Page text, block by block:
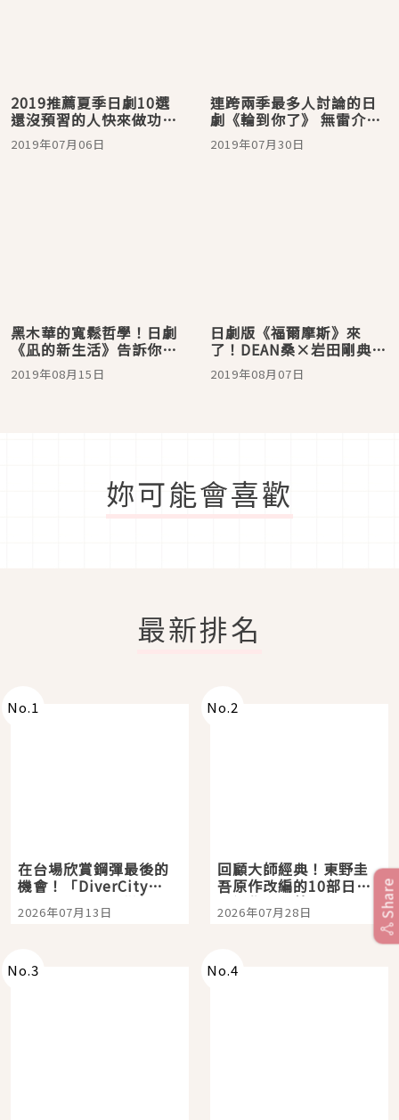
2019推薦夏季日劇10選
還沒預習的人快來做功課
吧！
2019年07月06日
連跨兩季最多人討論的日
劇《輪到你了》 無雷介紹
你猜到犯人了嗎？
2019年07月30日
黑木華的寬鬆哲學！日劇
《凪的新生活》告訴你這
樣活就對了
2019年08月15日
日劇版《福爾摩斯》來
了！DEAN桑×岩田剛典最
強組合
2019年08月07日
妳可能會喜歡
最新排名
No.1
在台場欣賞鋼彈最後的
機會！「DiverCity
Tokyo Plaza」搭船、
購物、美食及夜景，一
2026年07月13日
No.2
回顧大師經典！東野圭
吾原作改編的10部日本
影視作品推薦
2026年07月28日
No.3 No.4
Share